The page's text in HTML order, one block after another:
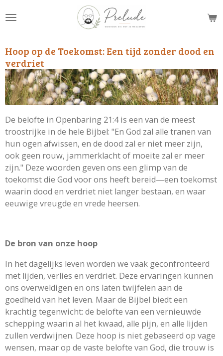
direct
de
hoofdinhoud
Hoop op de Toekomst: Een tijd zonder dood en
verdriet
De belofte in Openbaring 21:4 is een van de meest
troostrijke in de hele Bijbel: "En God zal alle tranen van
hun ogen afwissen, en de dood zal er niet meer zijn,
ook geen rouw, jammerklacht of moeite zal er meer
zijn." Deze woorden geven ons een glimp van de
toekomst die God voor ons heeft bereid—een toekomst
waarin dood en verdriet niet langer bestaan, en waar
eeuwige vreugde en vrede heersen.
De bron van onze hoop
In het dagelijks leven worden we vaak geconfronteerd
met lijden, verlies en verdriet. Deze ervaringen kunnen
ons overweldigen en ons laten twijfelen aan de
goedheid van het leven. Maar de Bijbel biedt een
krachtig tegenwicht: de belofte van een vernieuwde
schepping waarin al het kwaad, alle pijn, en alle lijden
zullen verdwijnen. Deze hoop is niet gebaseerd op vage
wensen, maar op de vaste belofte van God, die trouw is